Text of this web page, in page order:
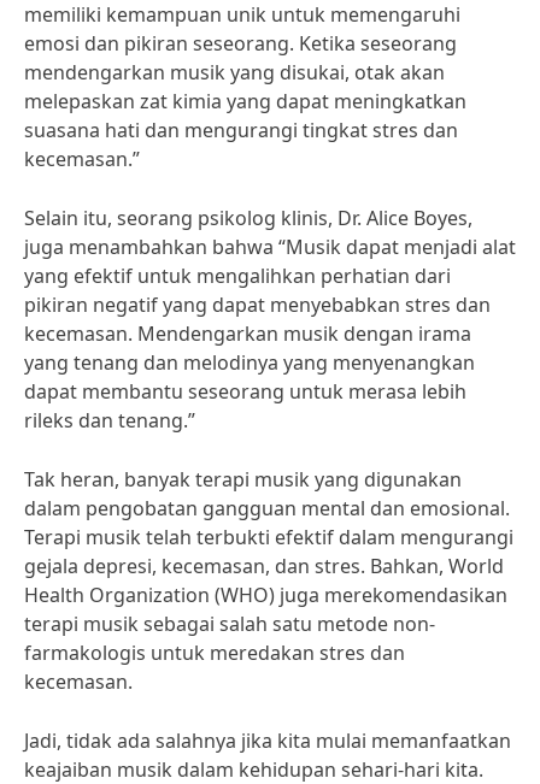
memiliki kemampuan unik untuk memengaruhi
emosi dan pikiran seseorang. Ketika seseorang
mendengarkan musik yang disukai, otak akan
melepaskan zat kimia yang dapat meningkatkan
suasana hati dan mengurangi tingkat stres dan
kecemasan.”
Selain itu, seorang psikolog klinis, Dr. Alice Boyes,
juga menambahkan bahwa “Musik dapat menjadi alat
yang efektif untuk mengalihkan perhatian dari
pikiran negatif yang dapat menyebabkan stres dan
kecemasan. Mendengarkan musik dengan irama
yang tenang dan melodinya yang menyenangkan
dapat membantu seseorang untuk merasa lebih
rileks dan tenang.”
Tak heran, banyak terapi musik yang digunakan
dalam pengobatan gangguan mental dan emosional.
Terapi musik telah terbukti efektif dalam mengurangi
gejala depresi, kecemasan, dan stres. Bahkan, World
Health Organization (WHO) juga merekomendasikan
terapi musik sebagai salah satu metode non-
farmakologis untuk meredakan stres dan
kecemasan.
Jadi, tidak ada salahnya jika kita mulai memanfaatkan
keajaiban musik dalam kehidupan sehari-hari kita.